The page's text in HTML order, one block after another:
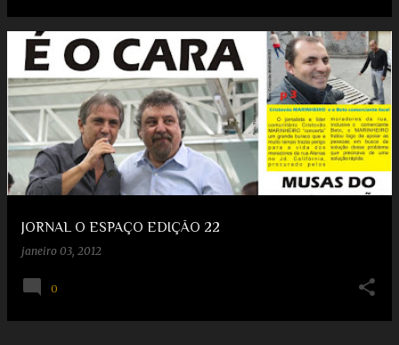
JORNAL O ESPAÇO EDIÇÃO 22
janeiro 03, 2012
0